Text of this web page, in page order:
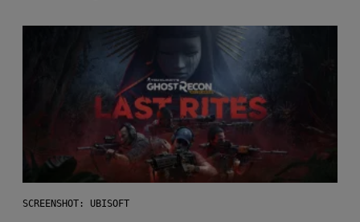
SCREENSHOT: UBISOFT